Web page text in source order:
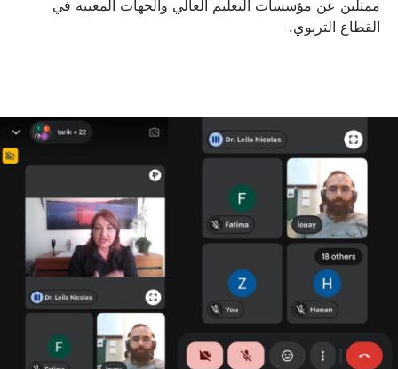
ممثلين عن مؤسسات التعليم العالي والجهات المعنية في
القطاع التربوي.